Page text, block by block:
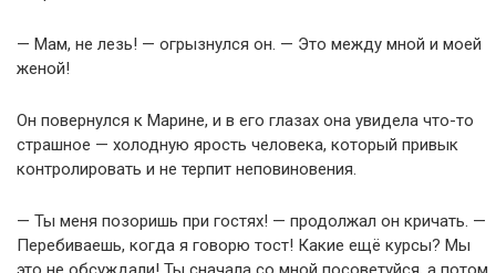
— Мам, не лезь! — огрызнулся он. — Это между мной и моей
женой!
Он повернулся к Марине, и в его глазах она увидела что-то
страшное — холодную ярость человека, который привык
контролировать и не терпит неповиновения.
— Ты меня позоришь при гостях! — продолжал он кричать. —
Перебиваешь, когда я говорю тост! Какие ещё курсы? Мы